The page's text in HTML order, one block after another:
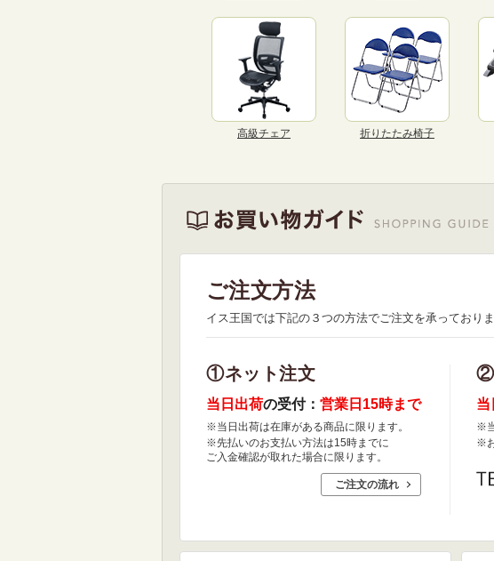
高級チェア 折りたたみ椅子
ご注文方法
イス王国では下記の３つの方法でご注文を承っておりま
①ネット注文
当日出荷の受付： 営業日15時まで
※当日出荷は在庫がある商品に限ります。
※先払いのお支払い方法は15時までに
ご入金確認が取れた場合に限ります。
ご注文の流れ
②
当
※
※